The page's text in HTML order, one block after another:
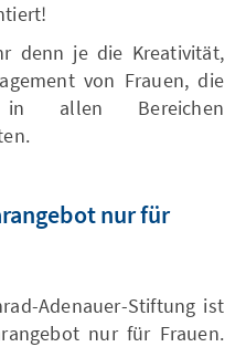
denn je die Kreativität,
von Frauen, die
in allen Bereichen
nur für
Adenauer-Stiftung ist
nur für Frauen.